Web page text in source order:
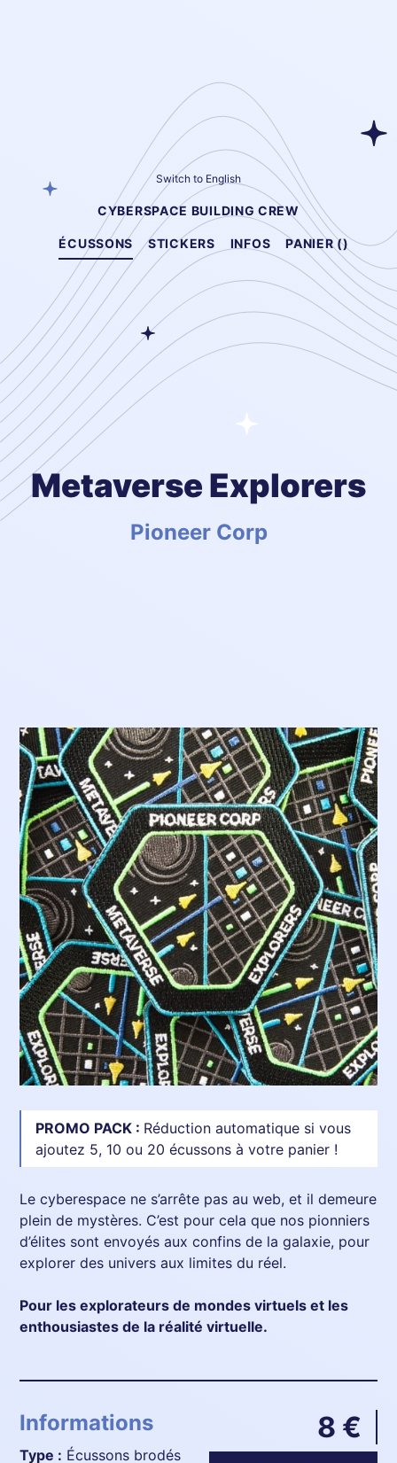
Switch to English
CYBERSPACE BUILDING CREW
ÉCUSSONS STICKERS INFOS PANIER ()
Metaverse Explorers
Pioneer Corp
PROMO PACK : Réduction automatique si vous
ajoutez 5, 10 ou 20 écussons à votre panier !
Le cyberespace ne s’arrête pas au web, et il demeure
plein de mystères. C’est pour cela que nos pionniers
d’élites sont envoyés aux confins de la galaxie, pour
explorer des univers aux limites du réel.
Pour les explorateurs de mondes virtuels et les
enthousiastes de la réalité virtuelle.
Informations
Type : Écussons brodés
8 €